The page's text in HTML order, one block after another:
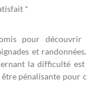
*
pour
et
la difficulté
pénalisante pour